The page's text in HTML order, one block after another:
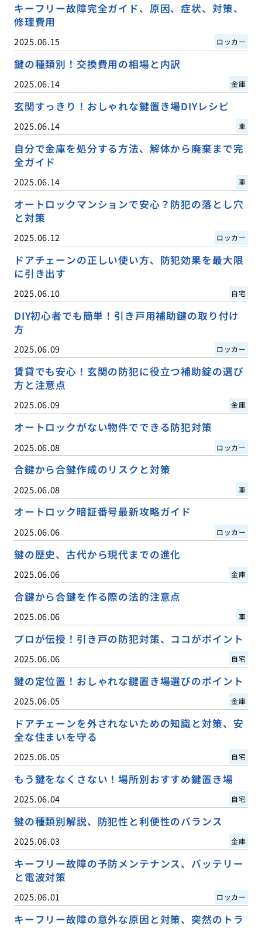
キーフリー故障完全ガイド、原因、症状、対策、
修理費用
2025.06.15 ロッカー
鍵の種類別！交換費用の相場と内訳
2025.06.14 金庫
玄関すっきり！おしゃれな鍵置き場DIYレシピ
2025.06.14 車
自分で金庫を処分する方法、解体から廃棄まで完
全ガイド
2025.06.14 車
オートロックマンションで安心？防犯の落とし穴
と対策
2025.06.12 ロッカー
ドアチェーンの正しい使い方、防犯効果を最大限
に引き出す
2025.06.10 自宅
DIY初心者でも簡単！引き戸用補助鍵の取り付け
方
2025.06.09 ロッカー
賃貸でも安心！玄関の防犯に役立つ補助錠の選び
方と注意点
2025.06.09 金庫
オートロックがない物件でできる防犯対策
2025.06.08 ロッカー
合鍵から合鍵作成のリスクと対策
2025.06.08 車
オートロック暗証番号最新攻略ガイド
2025.06.06 ロッカー
鍵の歴史、古代から現代までの進化
2025.06.06 金庫
合鍵から合鍵を作る際の法的注意点
2025.06.06 車
プロが伝授！引き戸の防犯対策、ココがポイント
2025.06.06 自宅
鍵の定位置！おしゃれな鍵置き場選びのポイント
2025.06.05 金庫
ドアチェーンを外されないための知識と対策、安
全な住まいを守る
2025.06.05 自宅
もう鍵をなくさない！場所別おすすめ鍵置き場
2025.06.04 自宅
鍵の種類別解説、防犯性と利便性のバランス
2025.06.03 金庫
キーフリー故障の予防メンテナンス、バッテリー
と電波対策
2025.06.01 ロッカー
キーフリー故障の意外な原因と対策、突然のトラ